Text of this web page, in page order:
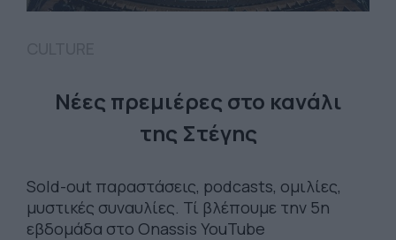
Νέες πρεμιέρες στο κανάλι
της Στέγης
Sold-out παραστάσεις, podcasts, ομιλίες,
μυστικές συναυλίες. Τί βλέπουμε την 5η
εβδομάδα στο Onassis YouTube